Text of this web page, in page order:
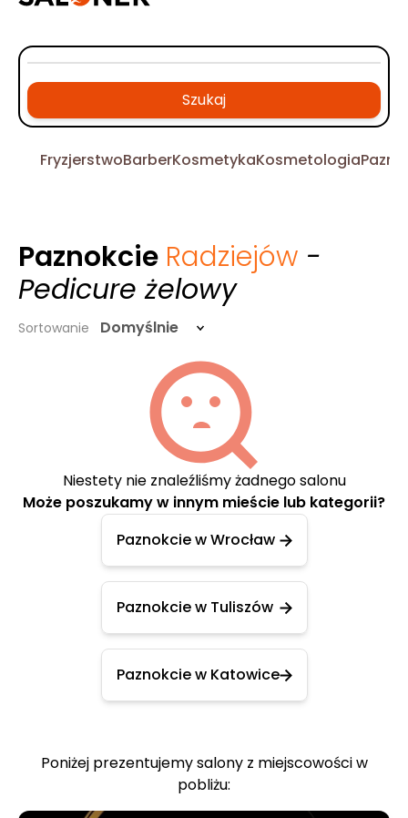
Szukaj
FryzjerstwoBarberKosmetykaKosmetologia
Paznokcie Radziejów -
Pedicure żelowy
Sortowanie Domyślnie
Niestety nie znaleźliśmy żadnego salonu
Może poszukamy w innym mieście lub kategorii?
Paznokcie w Wrocław
Paznokcie w Tuliszów
Paznokcie w Katowice
Poniżej prezentujemy salony z miejscowości w
pobliżu: